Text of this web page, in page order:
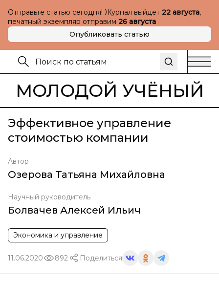
Отправьте статью сегодня! Журнал выйдет 22 августа,
печатный экземпляр отправим 26 августа
Опубликовать статью
МОЛОДОЙ УЧЁНЫЙ
Эффективное управление
стоимостью компании
Автор
Озерова Татьяна Михайловна
Научный руководитель
Болвачев Алексей Ильич
Экономика и управление
11.06.2020 892 Поделиться